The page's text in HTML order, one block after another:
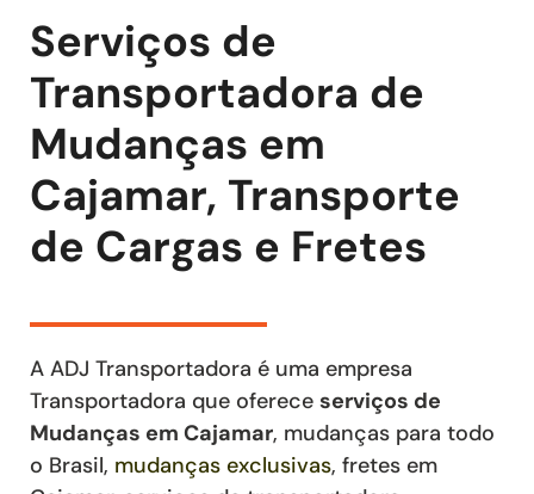
Serviços de
Transportadora de
Mudanças em
Cajamar, Transporte
de Cargas e Fretes
A ADJ Transportadora é uma empresa
Transportadora que oferece serviços de
Mudanças em Cajamar, mudanças para todo
o Brasil, mudanças exclusivas, fretes em